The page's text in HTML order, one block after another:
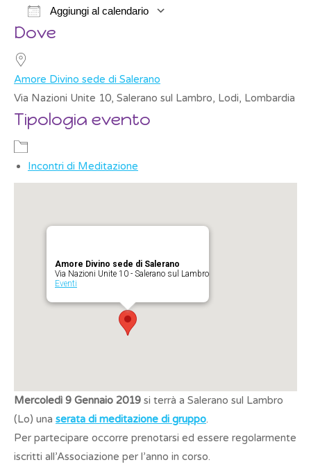
Aggiungi al calendario
Download ICS
Dove
Amore Divino sede di Salerano
Via Nazioni Unite 10, Salerano sul Lambro, Lodi, Lombardia
Tipologia evento
Incontri di Meditazione
Amore Divino sede di Salerano
Via Nazioni Unite 10 - Salerano sul Lambro
Eventi
Mercoledì 9 Gennaio 2019 si terrà a Salerano sul Lambro
(Lo) una serata di meditazione di gruppo.
Per partecipare occorre prenotarsi ed essere regolarmente
iscritti all’Associazione per l’anno in corso.